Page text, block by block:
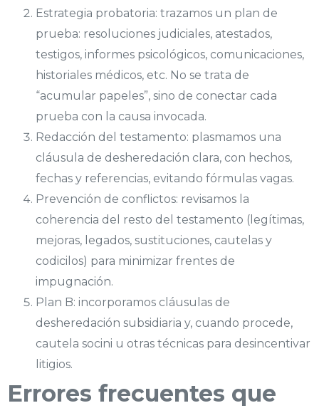
Estrategia probatoria: trazamos un plan de
prueba: resoluciones judiciales, atestados,
testigos, informes psicológicos, comunicaciones,
historiales médicos, etc. No se trata de
“acumular papeles”, sino de conectar cada
prueba con la causa invocada.
Redacción del testamento: plasmamos una
cláusula de desheredación clara, con hechos,
fechas y referencias, evitando fórmulas vagas.
Prevención de conflictos: revisamos la
coherencia del resto del testamento (legítimas,
mejoras, legados, sustituciones, cautelas y
codicilos) para minimizar frentes de
impugnación.
Plan B: incorporamos cláusulas de
desheredación subsidiaria y, cuando procede,
cautela socini u otras técnicas para desincentivar
litigios.
Errores frecuentes que